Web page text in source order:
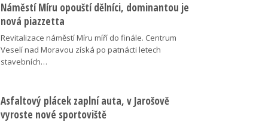
Náměstí Míru opouští dělníci, dominantou je
nová piazzetta
Revitalizace náměstí Míru míří do finále. Centrum
Veselí nad Moravou získá po patnácti letech
stavebních…
Asfaltový plácek zaplní auta, v Jarošově
vyroste nové sportoviště